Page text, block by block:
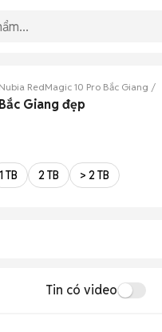
RedMagic 10 Pro Bắc Giang
Giang đẹp
1 TB 2 TB > 2 TB
Tin có video